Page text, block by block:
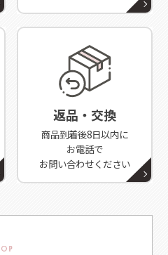
返品・交換
商品到着後8日以内に
お電話で
お問い合わせください